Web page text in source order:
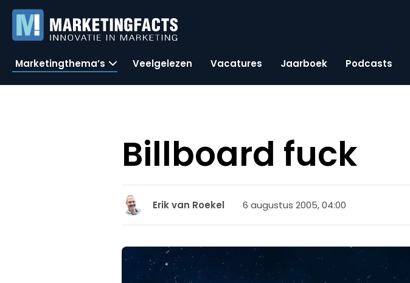
Marketingthema’s Veelgelezen Vacatures Jaarboek Podcasts
Billboard fuck
Erik van Roekel 6 augustus 2005, 04:00